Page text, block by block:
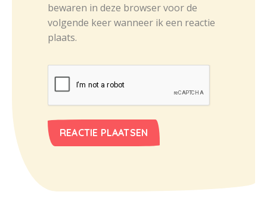
bewaren in deze browser voor de
volgende keer wanneer ik een reactie
plaats.